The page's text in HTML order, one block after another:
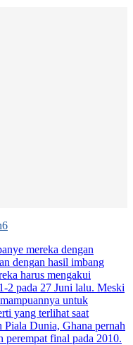
mereka dengan
dengan hasil imbang
harus mengakui
2 pada 27 Juni lalu. Meski
untuk
yang terlihat saat
Piala Dunia, Ghana pernah
perempat final pada 2010.